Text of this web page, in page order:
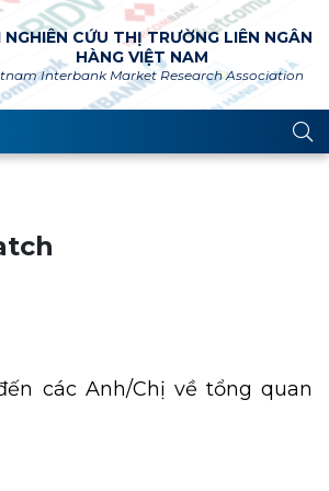
NGHIÊN CỨU THỊ TRƯỜNG LIÊN NGÂN
HÀNG VIỆT NAM
Interbank Market Research Association
các Anh/Chị về tổng quan